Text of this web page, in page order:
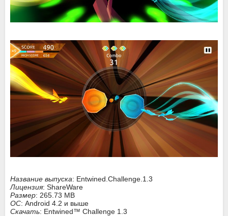
Название выпуска: Entwined.Challenge.1.3
Лицензия: ShareWare
Размер: 265.73 MB
ОС: Android 4.2 и выше
Скачать: Entwined™ Challenge 1.3